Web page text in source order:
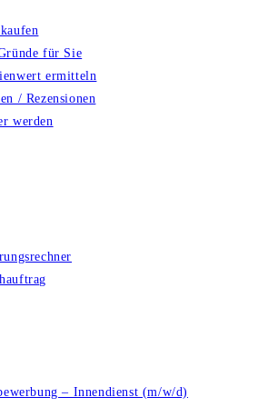
für Sie
ermitteln
/ Rezensionen
werden
– Innendienst (m/w/d)